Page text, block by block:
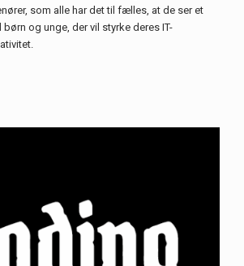
som alle har det til fælles, at de ser et
og unge, der vil styrke deres IT-